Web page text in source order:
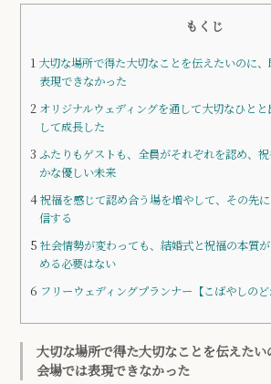
もくじ
1 大切な場所で得た大切なことを伝えたいのに
表現できなかった
2 オリジナルウェディングを通して大切なひと
して成長した
3 ふたりもゲストも、全員がそれぞれを認め、
かな優しい未来
4祝福を感じて認め合う場を増やして、その先
信する
5 社会情勢が変わっても、結婚式と祝福の本質
める必要はない
6 フリーウェディングプランナー【こばやしの
大切な場所で得た大切なことを伝えた
会場では表現できなかった